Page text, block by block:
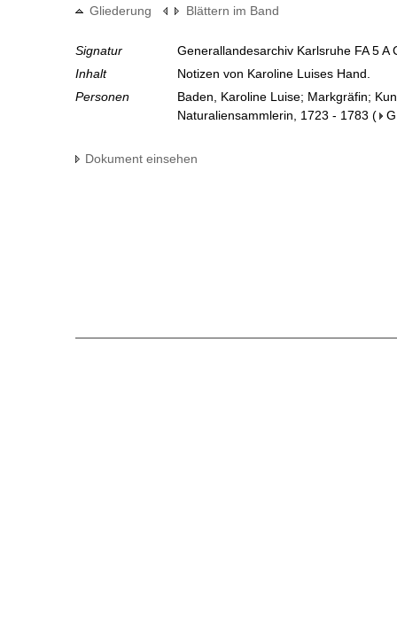
Gliederung Blättern im Band
Signatur
Generallandesarchiv Karlsruhe FA 5
Inhalt
Notizen von Karoline Luises Hand.
Personen
Baden, Karoline Luise; Markgräfin;
Naturaliensammlerin, 1723 - 1783 (
Dokument einsehen